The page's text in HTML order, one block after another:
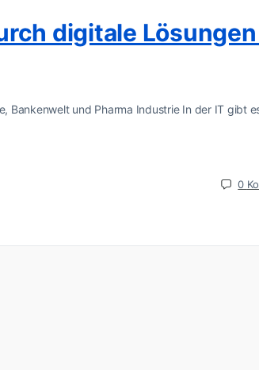
digitale
Bankenwelt und Pharma Industrie In der IT gibt
0